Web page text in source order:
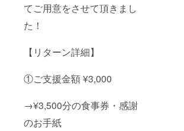
てご用意をさせて頂きまし
た！
【リターン詳細】
①ご支援金額 ¥3,000
→¥3,500分の食事券・感謝
のお手紙